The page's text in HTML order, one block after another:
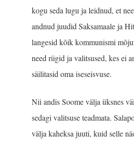
kogu seda lugu ja leidnud, et
andnud juudid Saksamaale ja
langesid kõik kommunismi
need riigid ja valitsused, kes ei
säilitasid oma iseseisvuse.
Nii andis Soome välja üksnes
sedagi valitsuse teadmata.
välja kaheksa juuti, kuid selle